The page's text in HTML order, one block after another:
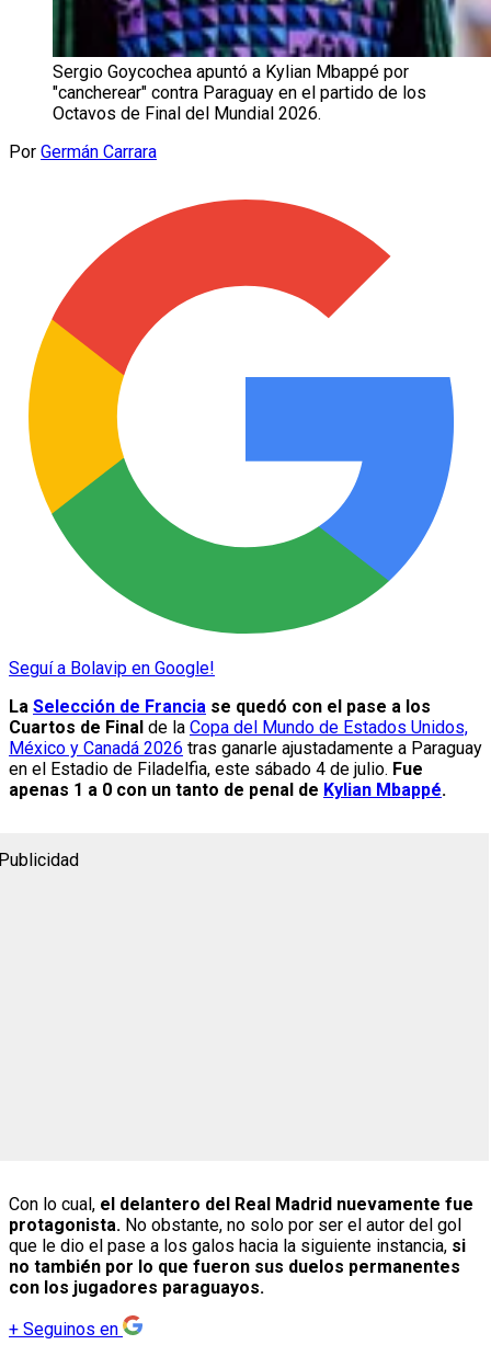
Sergio Goycochea apuntó a Kylian Mbappé por
"cancherear" contra Paraguay en el partido de los
Octavos de Final del Mundial 2026.
Por Germán Carrara
Seguí a Bolavip en Google!
La Selección de Francia se quedó con el pase a los
Cuartos de Final de la Copa del Mundo de Estados Unidos,
México y Canadá 2026 tras ganarle ajustadamente a Paraguay
en el Estadio de Filadelfia, este sábado 4 de julio. Fue
apenas 1 a 0 con un tanto de penal de Kylian Mbappé.
Con lo cual, el delantero del Real Madrid nuevamente fue
protagonista. No obstante, no solo por ser el autor del gol
que le dio el pase a los galos hacia la siguiente instancia, si
no también por lo que fueron sus duelos permanentes
con los jugadores paraguayos.
+ Seguinos en